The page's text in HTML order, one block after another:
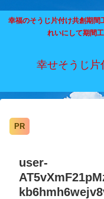
幸福のそうじ片付け共創期間
れいにして期間
幸せそうじ片
PR
user-